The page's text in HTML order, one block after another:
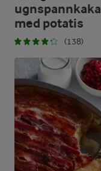
ugnspannkaka
med potatis
(138)